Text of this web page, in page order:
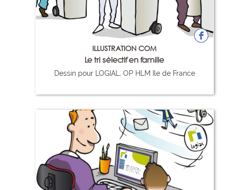
ILLUSTRATION COM
Le tri sélectif en famille
Dessin pour LOGIAL, OP HLM Ile de France